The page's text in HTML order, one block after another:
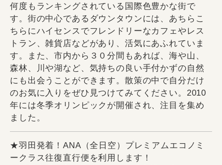
何度もランキングされている国際色豊かな街で
す。街の中心であるダウンタウンには、あちらこ
ちらにハイセンスでフレンドリーなカフェやレス
トラン、雑貨店などがあり、活気にあふれていま
す。また、市内から３０分間もあれば、海や山、
森林、川や湖など、気持ちの良い手付かずの自然
にも出会うことができます。散策の中で自分だけ
のお気に入りをぜひ見つけてみてください。2010
年には冬季オリンピックが開催され、注目を集め
ました。
★羽田発着！ANA（全日空）プレミアムエコノミ
ークラス往復直行便を利用します！